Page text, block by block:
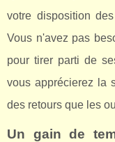
votre disposition
Vous n'avez pas
pour tirer parti de
vous apprécierez la
des retours que les
Un gain de